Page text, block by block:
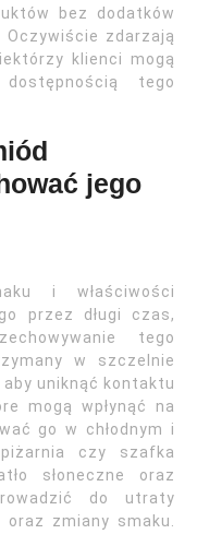
bez dodatków
zdarzają
klienci mogą
tego
jego
i właściwości
przez długi czas,
tego
w szczelnie
aby uniknąć kontaktu
mogą wpłynąć na
go w chłodnym i
czy szafka
słoneczne oraz
do utraty
oraz zmiany smaku.